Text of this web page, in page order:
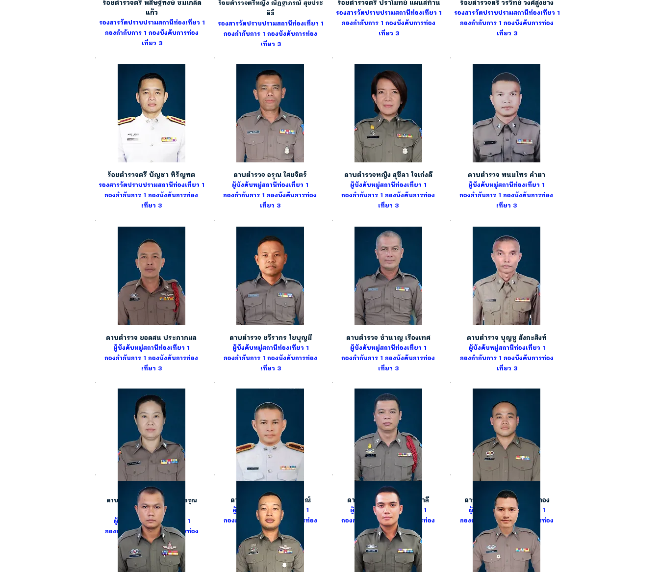
ร้อยตำรวจตรี พสิษฐ์พงษ์ ชมเกล็ด
แก้ว
รองสารวัตปราบปรามสถานีท่องเที่ยว 1
กองกำกับการ 1 กองบังคับการท่อง
เที่ยว 3
ร้อยตำรวจตรีหญิง ณัฏฐาภรณ์ สุขประ
สิธิ์
รองสารวัตปราบปรามสถานีท่องเที่ยว 1
กองกำกับการ 1 กองบังคับการท่อง
เที่ยว 3
ร้อยตำรวจตรี ปราโมทย์ แผนสท้าน
รองสารวัตปราบปรามสถานีท่องเที่ยว 1
กองกำกับการ 1 กองบังคับการท่อง
เที่ยว 3
ร้อยตำรวจตรี วรวิทย์ วงศ์สูงยาง
รองสารวัตปราบปรามสถานีท่องเที่ยว 1
กองกำกับการ 1 กองบังคับการท่อง
เที่ยว 3
ร้อยตำรวจตรี บัญชา หิรัญพต
รองสารวัตปราบปรามสถานีท่องเที่ยว 1
กองกำกับการ 1 กองบังคับการท่อง
เที่ยว 3
ดาบตำรวจ อรุณ ใสยจิตร์
ผู้บังคับหมู่สถานีท่องเที่ยว 1
กองกำกับการ 1 กองบังคับการท่อง
เที่ยว 3
ดาบตำรวจหญิง สุชีลา ใจเก่งดี
ผู้บังคับหมู่สถานีท่องเที่ยว 1
กองกำกับการ 1 กองบังคับการท่อง
เที่ยว 3
ดาบตำรวจ พนมไพร คำตา
ผู้บังคับหมู่สถานีท่องเที่ยว 1
กองกำกับการ 1 กองบังคับการท่อง
เที่ยว 3
ดาบตำรวจ ยอดสน ประภากมล
ผู้บังคับหมู่สถานีท่องเที่ยว 1
กองกำกับการ 1 กองบังคับการท่อง
เที่ยว 3
ดาบตำรวจ ยวีรากร ใยบุญมี
ผู้บังคับหมู่สถานีท่องเที่ยว 1
กองกำกับการ 1 กองบังคับการท่อง
เที่ยว 3
ดาบตำรวจ ชำนาญ เรืองเทศ
ผู้บังคับหมู่สถานีท่องเที่ยว 1
กองกำกับการ 1 กองบังคับการท่อง
เที่ยว 3
ดาบตำรวจ บุญชู สังกะสิงห์
ผู้บังคับหมู่สถานีท่องเที่ยว 1
กองกำกับการ 1 กองบังคับการท่อง
เที่ยว 3
ดาบตำรวจหญิง สุภาพร ดาวอรุณ
เกียรติ
ผู้บังคับหมู่สถานีท่องเที่ยว 1
กองกำกับการ 1 กองบังคับการท่อง
เที่ยว 3
ดาบตำรวจ วรพงษ์ บริบูรณ์
ผู้บังคับหมู่สถานีท่องเที่ยว 1
กองกำกับการ 1กองบังคับการท่อง
เที่ยว 3
ดาบตำรวจ จิรวัฒน์ ชัมพาลี
ผู้บังคับหมู่สถานีท่องเที่ยว 1
กองกำกับการ 1 กองบังคับการท่อง
เที่ยว 3
ดาบตำรวจ อรรถพล อ้อมทอง
ผู้บังคับหมู่สถานีท่องเที่ยว 1
กองกำกับการ 1กองบังคับการท่อง
เที่ยว 3